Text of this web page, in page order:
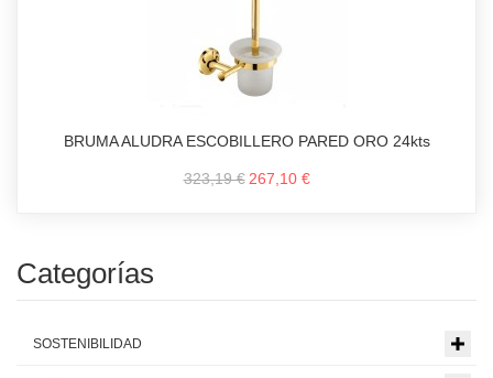
BRUMA ALUDRA ESCOBILLERO PARED ORO 24kts
323,19 € 267,10 €
Categorías
SOSTENIBILIDAD